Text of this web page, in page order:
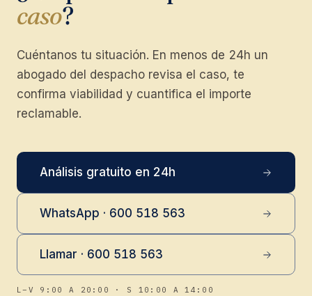
caso?
Cuéntanos tu situación. En menos de 24h un
abogado del despacho revisa el caso, te
confirma viabilidad y cuantifica el importe
reclamable.
Análisis gratuito en 24h
WhatsApp · 600 518 563
Llamar · 600 518 563
L–V 9:00 A 20:00 · S 10:00 A 14:00